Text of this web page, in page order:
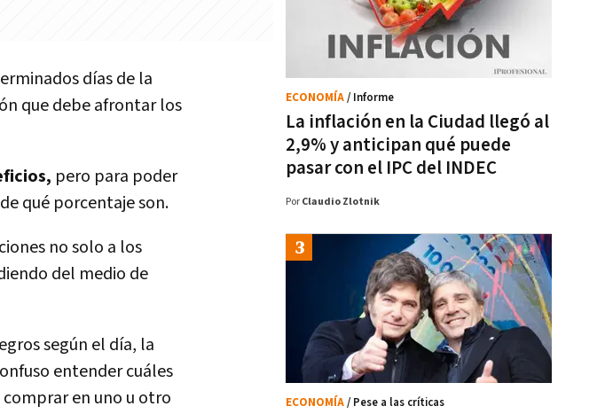
días de la
que debe afrontar los
pero para poder
qué porcentaje son.
no solo a los
del medio de
según el día, la
entender cuáles
en uno u otro
La inflación en la Ciudad llegó al
2,9% y anticipan qué puede
pasar con el IPC del INDEC
ECONOMÍA/ Informe
Por Claudio Zlotnik
ECONOMÍA/ Pese a las críticas